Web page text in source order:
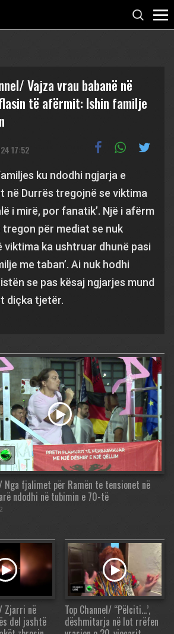
Vajza vrau babanë në
të afërmit: Ishin familje
17:52
ku ndodhi ngjarja e
në Durrës tregojnë se viktima
i mirë, por fanatik’. Një i afërm
tregon për mediat se nuk
viktima ka ushtruar dhunë pasi
me taban’. Ai nuk hodhi
se pas kësaj ngjarjes mund
diçka tjetër.
Nga fjalimet për Ramën te tensionet në
ndodhi në tubimin e 70-të
Zjarri në
del jashtë
Top Channel/ “Pëlciti…’,
dëshmitarja në lot rrëfen